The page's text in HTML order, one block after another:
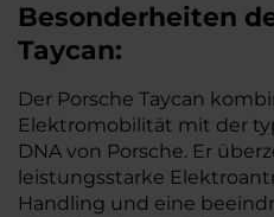
Besonderheiten
Taycan:
Der Porsche Taycan
Elektromobilität mit der
DNA von Porsche. Er
leistungsstarke
Handling und eine